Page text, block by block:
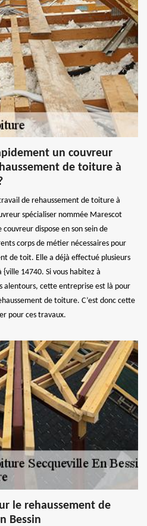
un couvreur
de toiture à
de rehaussement de toiture à
spécialiser nommée Marescot
dispose en son sein de
corps de métier nécessaires pour
de toit. Elle a déjà effectué plusieurs
14740. Si vous habitez à
alentours, cette entreprise est là pour
de toiture. C’est donc cette
pour ces travaux.
le rehaussement de
Bessin